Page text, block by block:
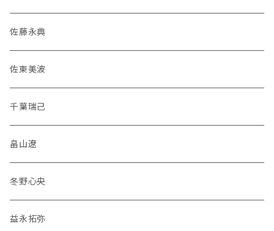
佐藤永典
佐東美波
千葉瑞己
畠山遼
冬野心央
益永拓弥